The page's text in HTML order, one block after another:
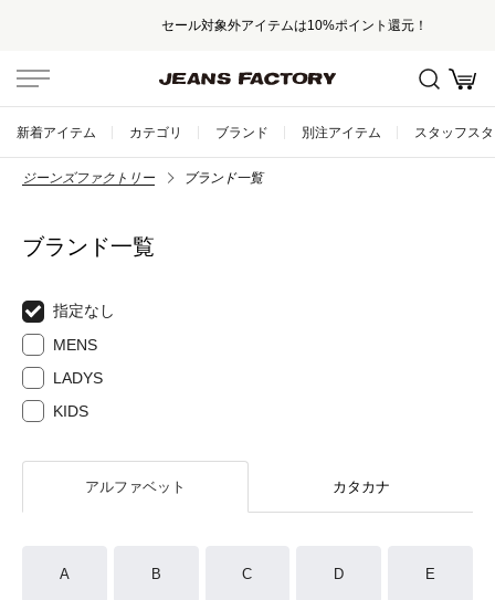
セール対象外アイテムは10%ポイント還元！
新着アイテム カテゴリ ブランド 別注アイテム スタッフス
ジーンズファクトリー ブランド一覧
ブランド一覧
指定なし
MENS
LADYS
KIDS
アルファベット カタカナ
A B C D E